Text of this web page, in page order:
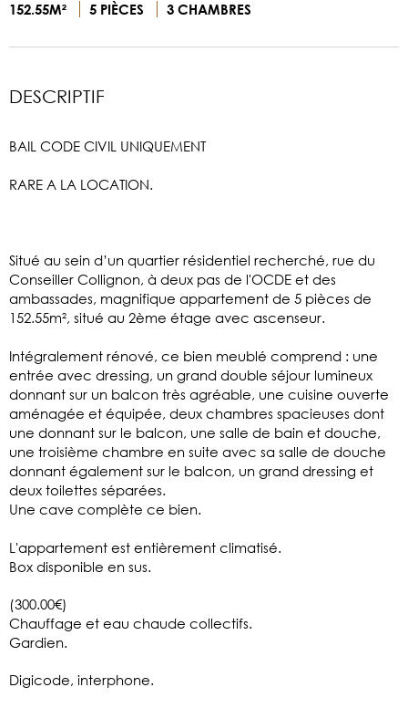
152.55M² 5 PIÈCES 3 CHAMBRES
DESCRIPTIF
BAIL CODE CIVIL UNIQUEMENT
RARE A LA LOCATION.
Situé au sein d’un quartier résidentiel recherché, rue du
Conseiller Collignon, à deux pas de l'OCDE et des
ambassades, magnifique appartement de 5 pièces de
152.55m², situé au 2ème étage avec ascenseur.
Intégralement rénové, ce bien meublé comprend : une
entrée avec dressing, un grand double séjour lumineux
donnant sur un balcon très agréable, une cuisine ouverte
aménagée et équipée, deux chambres spacieuses dont
une donnant sur le balcon, une salle de bain et douche,
une troisième chambre en suite avec sa salle de douche
donnant également sur le balcon, un grand dressing et
deux toilettes séparées.
Une cave complète ce bien.
L'appartement est entièrement climatisé.
Box disponible en sus.
(300.00€)
Chauffage et eau chaude collectifs.
Gardien.
Digicode, interphone.